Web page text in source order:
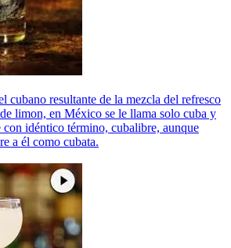
cubano resultante de la mezcla del refresco
limon, en México se le llama solo cuba y
con idéntico término, cubalibre, aunque
a él como cubata.